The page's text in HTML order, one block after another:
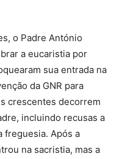
o Padre António
a eucaristia por
sua entrada na
da GNR para
crescentes decorrem
incluindo recusas a
freguesia. Após a
na sacristia, mas a